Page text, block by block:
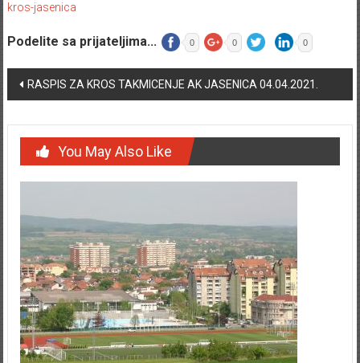
kros-jasenica
Podelite sa prijateljima... 0 0 0
Post navigation
RASPIS ZA KROS TAKMICENJE AK JASENICA 04.04.2021.
You May Also Like